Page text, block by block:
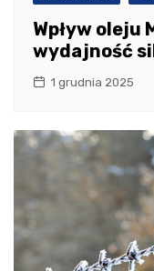
Wpływ oleju
wydajność
1 grudnia 2025